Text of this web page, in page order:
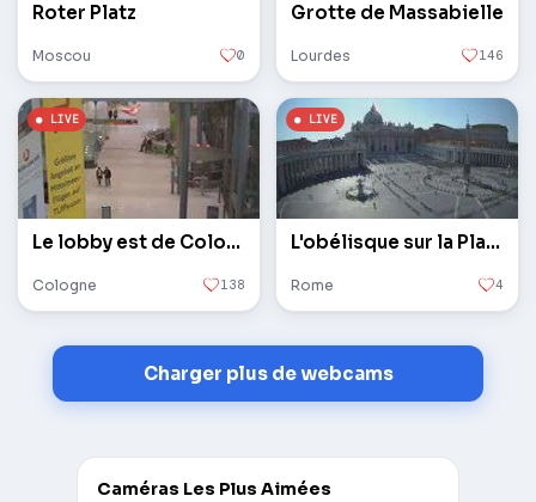
Roter Platz
Moscou 0
Grotte de Massabielle
Lourdes 146
Le lobby est de Cologne / Bonn
Cologne 138
L'obélisque sur la Place Saint-Pierre au Vatican
Rome 4
Charger plus de webcams
Caméras Les Plus Aimées